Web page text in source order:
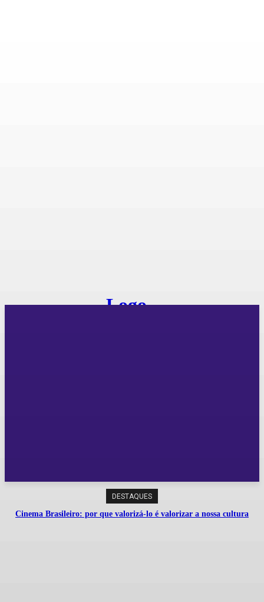
DESTAQUES
Cinema Brasileiro: por que valorizá-lo é valorizar a nossa cultura